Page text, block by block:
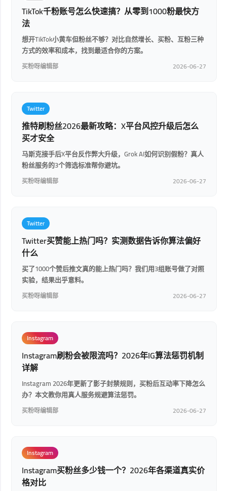
TikTok千粉账号怎么快速搞？从零到1000粉最快方
法
想开TikTok小黄车但粉丝不够？对比自然增长、买粉、互粉三种
方式的效率和成本，找到最适合你的方案。
买粉呀编辑部 2026-06-27
Twitter
推特刷粉丝2026最新攻略：X平台风控升级后怎么
买才安全
马斯克接手后X平台反作弊大升级，Grok AI如何识别假粉？真人
粉丝服务的3个筛选标准帮你避坑。
买粉呀编辑部 2026-06-27
Twitter
Twitter买赞能上热门吗？实测数据告诉你算法偏好
什么
买了1000个赞后推文真的能上热门吗？我们用3组账号做了对照
实验，结果出乎意料。
买粉呀编辑部 2026-06-27
Instagram
Instagram刷粉会被限流吗？2026年IG算法惩罚机制
详解
Instagram 2026年更新了影子封禁规则，买粉后互动率下降怎么
办？本文教你用真人服务规避算法惩罚。
买粉呀编辑部 2026-06-27
Instagram
Instagram买粉丝多少钱一个？2026年各渠道真实价
格对比